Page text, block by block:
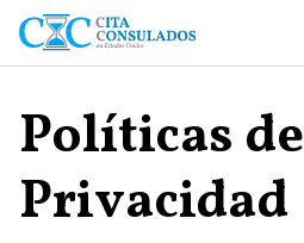
Saltar
contenido
Políticas de
Privacidad